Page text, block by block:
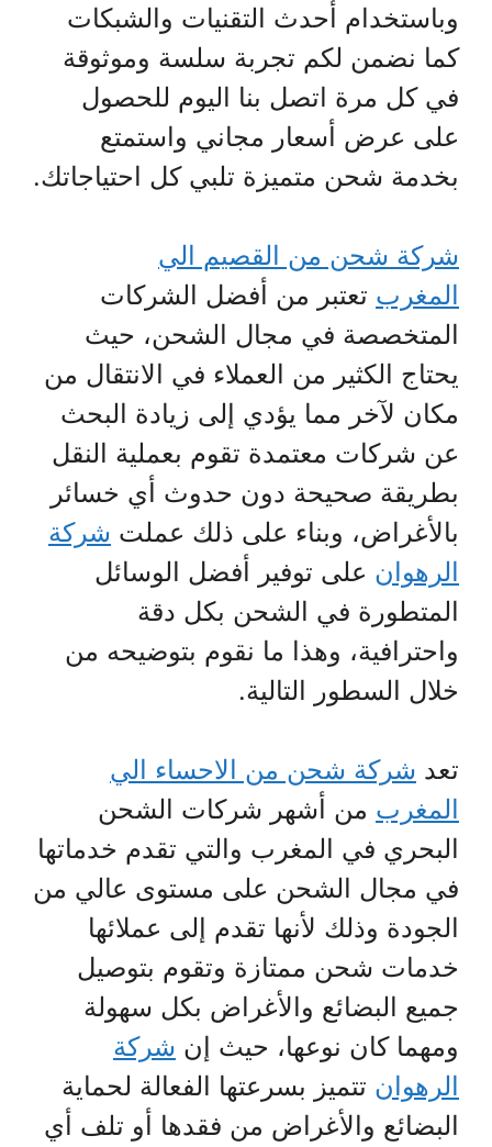
وباستخدام أحدث التقنيات والشبكات
كما نضمن لكم تجربة سلسة وموثوقة
في كل مرة اتصل بنا اليوم للحصول
على عرض أسعار مجاني واستمتع
بخدمة شحن متميزة تلبي كل احتياجاتك.
شركة شحن من القصيم الي
المغربتعتبر من أفضل الشركات
المتخصصة في مجال الشحن، حيث
يحتاج الكثير من العملاء في الانتقال من
مكان لآخر مما يؤدي إلى زيادة البحث
عن شركات معتمدة تقوم بعملية النقل
بطريقة صحيحة دون حدوث أي خسائر
بالأغراض، وبناء على ذلك عملتشركة
الرهوانعلى توفير أفضل الوسائل
المتطورة في الشحن بكل دقة
واحترافية، وهذا ما نقوم بتوضيحه من
خلال السطور التالية.
تعدشركة شحن من الاحساء الي
المغربمن أشهر شركات الشحن
البحري في المغرب والتي تقدم خدماتها
في مجال الشحن على مستوى عالي من
الجودة وذلك لأنها تقدم إلى عملائها
خدمات شحن ممتازة وتقوم بتوصيل
جميع البضائع والأغراض بكل سهولة
ومهما كان نوعها، حيث إنشركة
الرهوانتتميز بسرعتها الفعالة لحماية
البضائع والأغراض من فقدها أو تلف أي